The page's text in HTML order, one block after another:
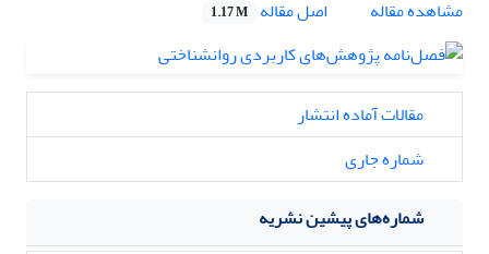
مشاهده مقاله
اصل مقاله 1.17 M
مقالات آماده انتشار
شماره جاری
شماره‌های پیشین نشریه